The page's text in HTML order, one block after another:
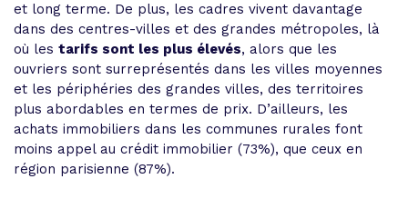
et long terme. De plus, les cadres vivent davantage
dans des centres-villes et des grandes métropoles, là
où les tarifs sont les plus élevés, alors que les
ouvriers sont surreprésentés dans les villes moyennes
et les périphéries des grandes villes, des territoires
plus abordables en termes de prix. D’ailleurs, les
achats immobiliers dans les communes rurales font
moins appel au crédit immobilier (73%), que ceux en
région parisienne (87%).